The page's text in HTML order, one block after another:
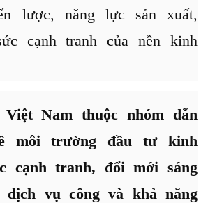
lược, năng lực sản xuất,
cạnh tranh của nền kinh
Việt Nam thuộc nhóm dẫn
môi trường đầu tư kinh
cạnh tranh, đổi mới sáng
dịch vụ công và khả năng